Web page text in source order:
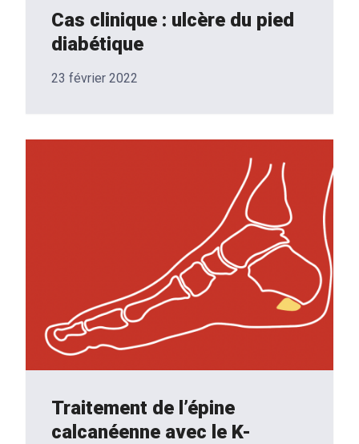
Cas clinique : ulcère du pied
diabétique
23 février 2022
Traitement de l’épine
calcanéenne avec le K-